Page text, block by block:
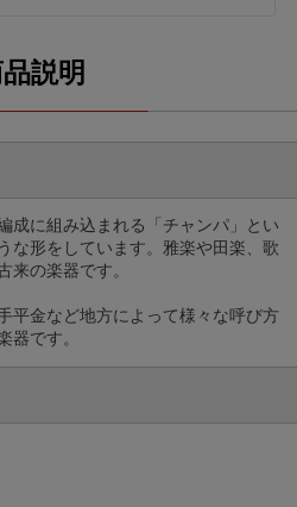
成に組み込まれる「チャンパ」とい
な形をしています。雅楽や田楽、歌
来の楽器です。
平金など地方によって様々な呼び方
器です。